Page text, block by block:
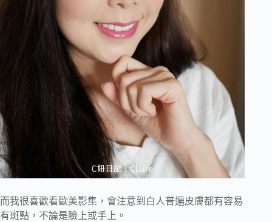
而我很喜歡看歐美影集，會注意到白人普遍皮膚都有容易
有斑點，不論是臉上或手上。